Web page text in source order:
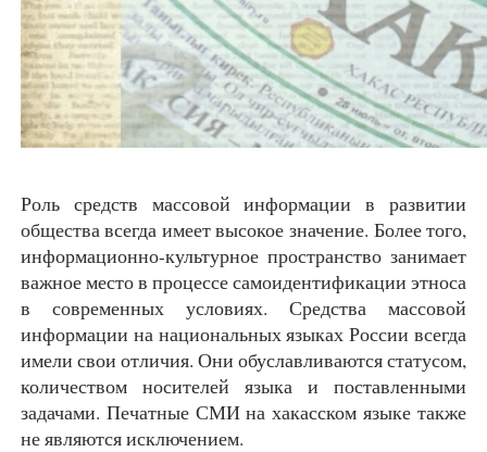
Роль средств массовой информации в развитии
общества всегда имеет высокое значение. Более того,
информационно-культурное пространство занимает
важное место в процессе самоидентификации этноса
в современных условиях. Средства массовой
информации на национальных языках России всегда
имели свои отличия. Они обуславливаются статусом,
количеством носителей языка и поставленными
задачами. Печатные СМИ на хакасском языке также
не являются исключением.